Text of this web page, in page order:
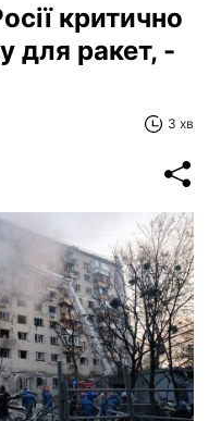
критично
для ракет, -
3 хв